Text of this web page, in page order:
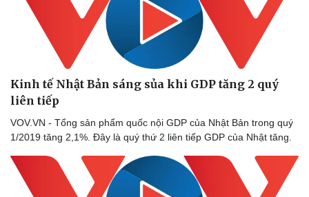
Thể thao
Bóng đá
Lịch thi đấu bóng đá
Thế giới thể thao
Hậu trường
Ô tô - Xe máy
Ô tô
Xe máy
Tư vấn
Kinh tế Nhật Bản sáng sủa khi GDP tăng 2 quý
liên tiếp
VOV.VN - Tổng sản phẩm quốc nội GDP của Nhật Bản trong quý
1/2019 tăng 2,1%. Đây là quý thứ 2 liên tiếp GDP của Nhật tăng.